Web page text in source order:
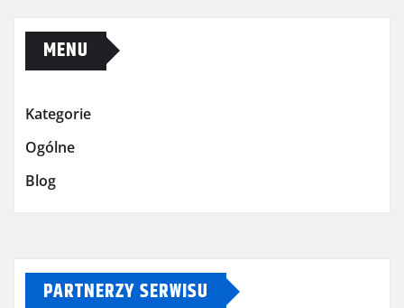
MENU
Kategorie
Ogólne
Blog
PARTNERZY SERWISU